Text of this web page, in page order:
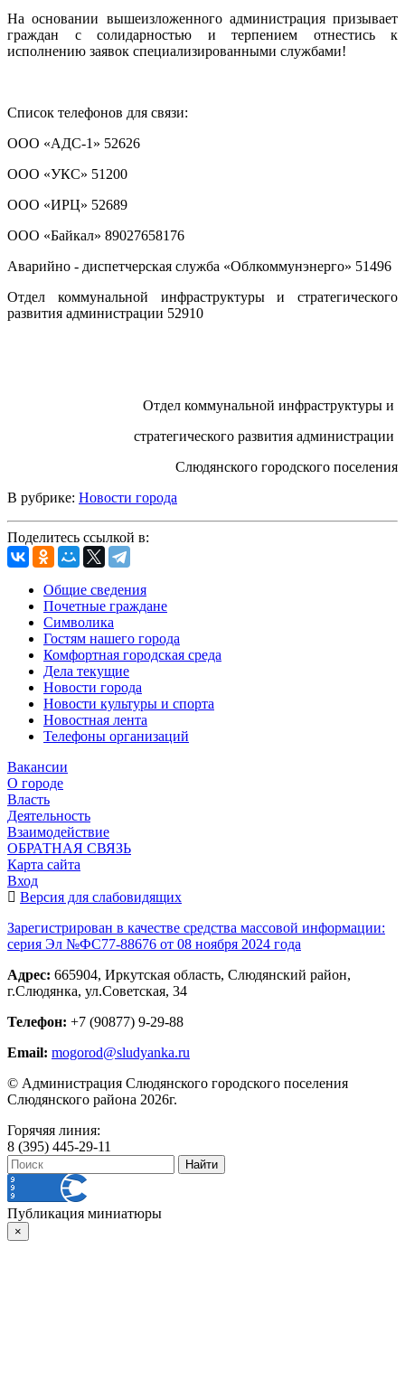
На основании вышеизложенного администрация призывает
граждан с солидарностью и терпением отнестись к
исполнению заявок специализированными службами!
Список телефонов для связи:
ООО «АДС-1» 52626
ООО «УКС» 51200
ООО «ИРЦ» 52689
ООО «Байкал» 89027658176
Аварийно - диспетчерская служба «Облкоммунэнерго» 51496
Отдел коммунальной инфраструктуры и стратегического
развития администрации 52910
Отдел коммунальной инфраструктуры и
стратегического развития администрации
Слюдянского городского поселения
В рубрике: Новости города
Поделитесь ссылкой в:
Общие сведения
Почетные граждане
Символика
Гостям нашего города
Комфортная городская среда
Дела текущие
Новости города
Новости культуры и спорта
Новостная лента
Телефоны организаций
Вакансии
О городе
Власть
Деятельность
Взаимодействие
ОБРАТНАЯ СВЯЗЬ
Карта сайта
Вход
Версия для слабовидящих
Зарегистрирован в качестве средства массовой информации:
серия Эл №ФС77-88676 от 08 ноября 2024 года
Адрес: 665904, Иркутская область, Слюдянский район,
г.Слюдянка, ул.Советская, 34
Телефон: +7 (90877) 9-29-88
Email: mogorod@sludyanka.ru
© Администрация Слюдянского городского поселения
Слюдянского района 2026г.
Горячяя линия:
8 (395) 445-29-11
Публикация миниатюры
×